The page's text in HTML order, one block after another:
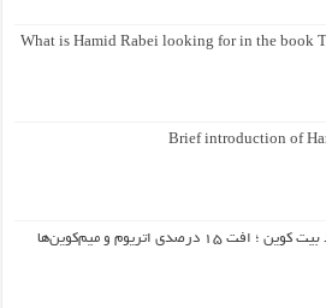
What is Hamid Rabei looking for in the book
Brief introduction of
۱۵ درصدی اتریوم و میم‌کوین‌ها